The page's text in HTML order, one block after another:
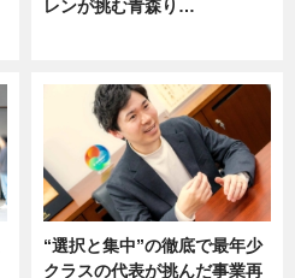
レンが挑む青森り…
“選択と集中”の徹底で最年少
クラスの代表が挑んだ事業再